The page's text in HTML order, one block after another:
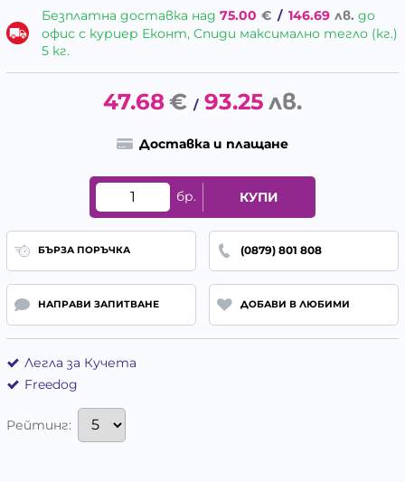
Безплатна доставка над 75.00 € / 146.69 лв. до
офис с куриер Еконт, Спиди максимално тегло (кг.)
5 кг.
47.68€ / 93.25 лв.
Доставка и плащане
бр. КУПИ
БЪРЗА ПОРЪЧКА (0879) 801 808
НАПРАВИ ЗАПИТВАНЕ ДОБАВИ В ЛЮБИМИ
Легла за Кучета
Freedog
Рейтинг: